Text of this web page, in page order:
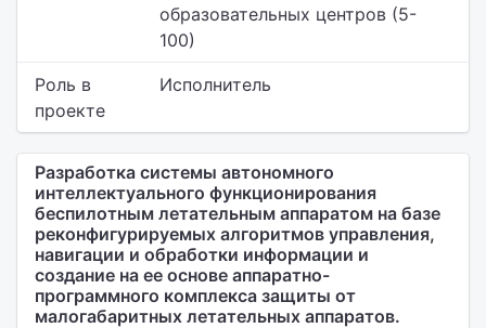
образовательных центров (5-
100)
Роль в
проекте
Исполнитель
Разработка системы автономного
интеллектуального функционирования
беспилотным летательным аппаратом на базе
реконфигурируемых алгоритмов управления,
навигации и обработки информации и
создание на ее основе аппаратно-
программного комплекса защиты от
малогабаритных летательных аппаратов.